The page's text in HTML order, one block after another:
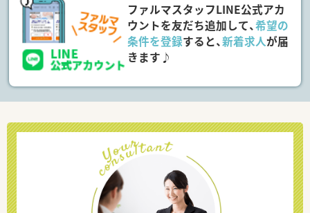
ファルマスタッフLINE公式アカ
ウントを友だち追加して、希望の
条件を登録すると、新着求人が届
きます♪